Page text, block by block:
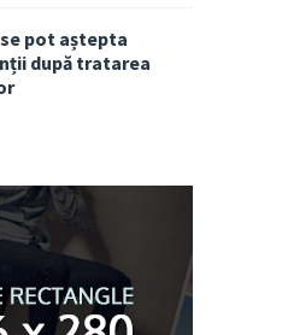
se pot aștepta
după tratarea